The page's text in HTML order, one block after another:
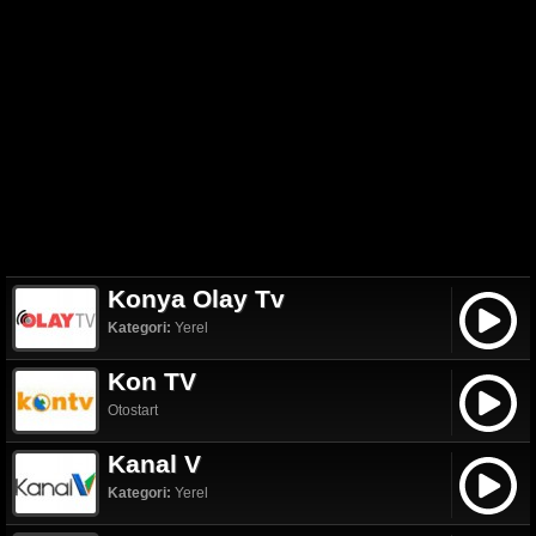
Konya Olay Tv
Kategori: Yerel
Kon TV
Otostart
Kanal V
Kategori: Yerel